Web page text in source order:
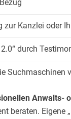
zur Kanzlei oder
durch
Suchmaschinen
Anwalts-
beraten. Eigene